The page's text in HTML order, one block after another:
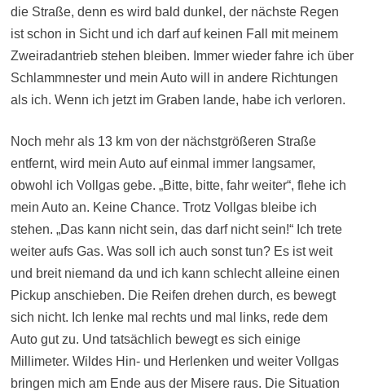
die Straße, denn es wird bald dunkel, der nächste Regen
ist schon in Sicht und ich darf auf keinen Fall mit meinem
Zweiradantrieb stehen bleiben. Immer wieder fahre ich über
Schlammnester und mein Auto will in andere Richtungen
als ich. Wenn ich jetzt im Graben lande, habe ich verloren.
Noch mehr als 13 km von der nächstgrößeren Straße
entfernt, wird mein Auto auf einmal immer langsamer,
obwohl ich Vollgas gebe. „Bitte, bitte, fahr weiter“, flehe ich
mein Auto an. Keine Chance. Trotz Vollgas bleibe ich
stehen. „Das kann nicht sein, das darf nicht sein!“ Ich trete
weiter aufs Gas. Was soll ich auch sonst tun? Es ist weit
und breit niemand da und ich kann schlecht alleine einen
Pickup anschieben. Die Reifen drehen durch, es bewegt
sich nicht. Ich lenke mal rechts und mal links, rede dem
Auto gut zu. Und tatsächlich bewegt es sich einige
Millimeter. Wildes Hin- und Herlenken und weiter Vollgas
bringen mich am Ende aus der Misere raus. Die Situation